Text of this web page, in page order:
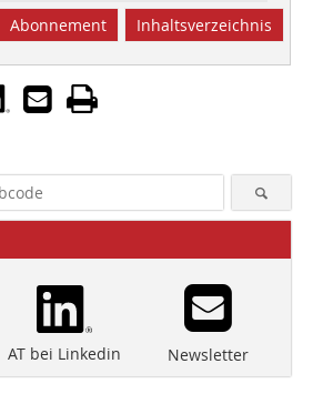
Abonnement Inhaltsverzeichnis
AT bei Linkedin Newsletter